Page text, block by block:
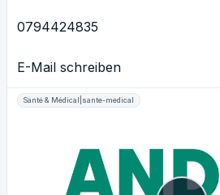
0794424835
E-Mail schreiben
Santé & Médical|sante-medical